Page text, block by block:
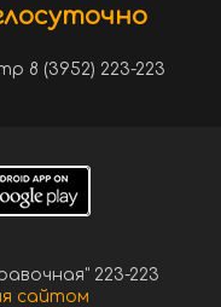
8 (3952) 223-223
223-223
сайтом